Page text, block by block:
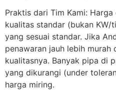
Praktis dari Tim Kami:
kualitas standar (bukan KW/
yang sesuai standar. Jika
penawaran jauh lebih murah
kualitasnya. Banyak pipa di
yang dikurangi (under
harga miring.